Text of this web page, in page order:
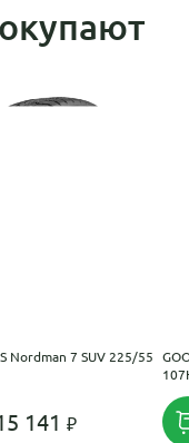
Nordman 7 SUV 225/55
141